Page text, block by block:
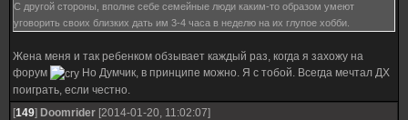
С другой стороны, вполне себе семейные люди каким-то образом умеют
уговорить своих близких дать им 3-4 часа в неделю на их глупое хобби.
Жена меня и так ребенком обзывает каждый раз, когда я захожу на
форум
Но Думчик, в принципе можно. Я с тобой. Всегда мечтал ДХ
поиграть, если честно.
[149] Doomrider [2014-01-20, 11:02:07]